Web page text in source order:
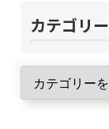
カテゴリー